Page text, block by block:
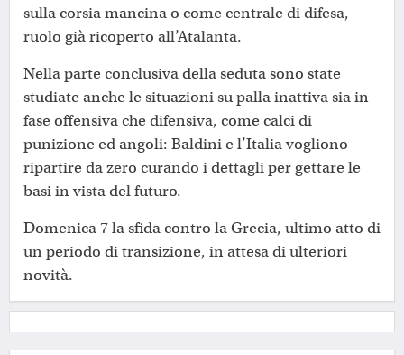
sulla corsia mancina o come centrale di difesa,
ruolo già ricoperto all’Atalanta.
Nella parte conclusiva della seduta sono state
studiate anche le situazioni su palla inattiva sia in
fase offensiva che difensiva, come calci di
punizione ed angoli: Baldini e l’Italia vogliono
ripartire da zero curando i dettagli per gettare le
basi in vista del futuro.
Domenica 7 la sfida contro la Grecia, ultimo atto di
un periodo di transizione, in attesa di ulteriori
novità.